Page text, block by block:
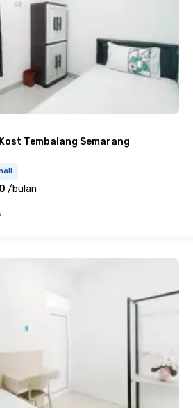
Tembalang Semarang
/bulan